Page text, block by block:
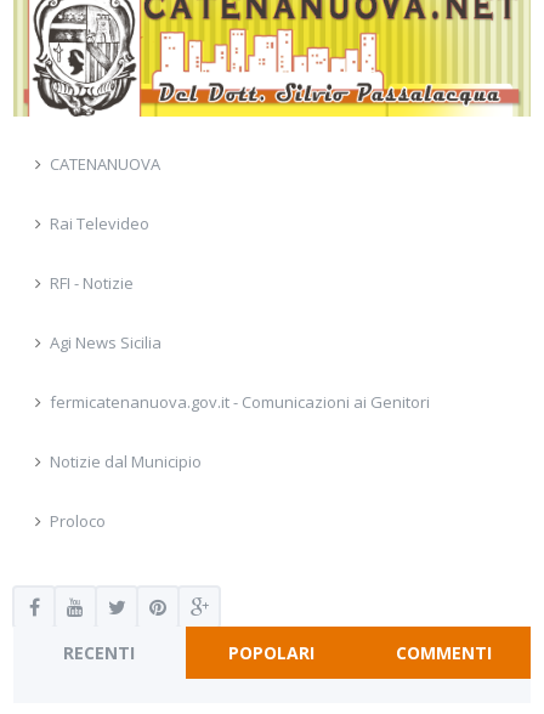
CATENANUOVA
Rai Televideo
RFI - Notizie
Agi News Sicilia
fermicatenanuova.gov.it - Comunicazioni ai Genitori
Notizie dal Municipio
Proloco
RECENTI POPOLARI COMMENTI